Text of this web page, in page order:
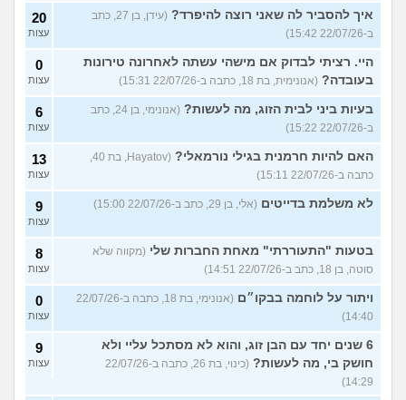
איך להסביר לה שאני רוצה להיפרד?
(עידן, בן 27, כתב
ב-22/07/26 15:42)
20
עצות
היי. רציתי לבדוק אם מישהי עשתה לאחרונה טירונות
בעובדה? (אנונימית, בת 18, כתבה ב-22/07/26 15:31)
0
עצות
בעיות ביני לבית הזוג, מה לעשות?
(אנונימי, בן 24, כתב
ב-22/07/26 15:22)
6
עצות
האם להיות חרמנית בגילי נורמאלי?
כתבה ב-22/07/26 15:11)
13
עצות
לא משלמת בדייטים (אלי, בן 29, כתב ב-22/07/26 15:00) 9
עצות
בטעות "התעוררתי" מאחת החברות שלי (מקווה שלא
סוטה, בן 18, כתב ב-22/07/26 14:51)
8
עצות
ויתור על לוחמה בבקו״ם
(אנונימי, בת 18, כתבה ב-22/07/26
14:40)
0
עצות
6 שנים יחד עם הבן זוג, והוא לא מסתכל עליי ולא
חושק בי, מה לעשות?
(כינוי, בת 26, כתבה ב-22/07/26
14:29)
9
עצות